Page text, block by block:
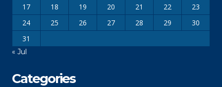
17
18 19 20 21 22
23
24
25 26 27 28 29
30
31
« Jul
Categories